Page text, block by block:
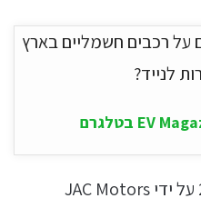
על רכבים חשמליים בארץ
לנייד?
מותג Yiwei הוקם בשנת 2023 על ידי JAC Motors